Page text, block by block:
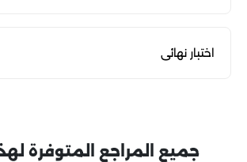
اختبار نهائى
جميع المراجع المتوفرة